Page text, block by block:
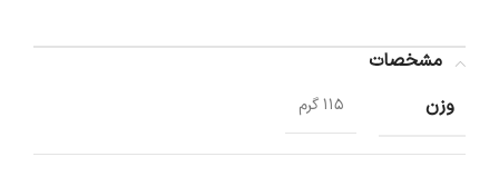
مشخصات
وزن
115 گرم